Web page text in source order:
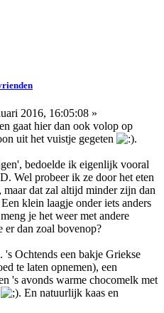
2016, 16:05:08 »
gaat hier dan ook volop op
uit het vuistje gegeten
.
bedoelde ik eigenlijk vooral
. Wel probeer ik ze door het eten
dat zal altijd minder zijn dan
klein laagje onder iets anders
je het weer met andere
er dan zoal bovenop?
. 's Ochtends een bakje Griekse
te laten opnemen), een
's avonds warme chocomelk met
. En natuurlijk kaas en